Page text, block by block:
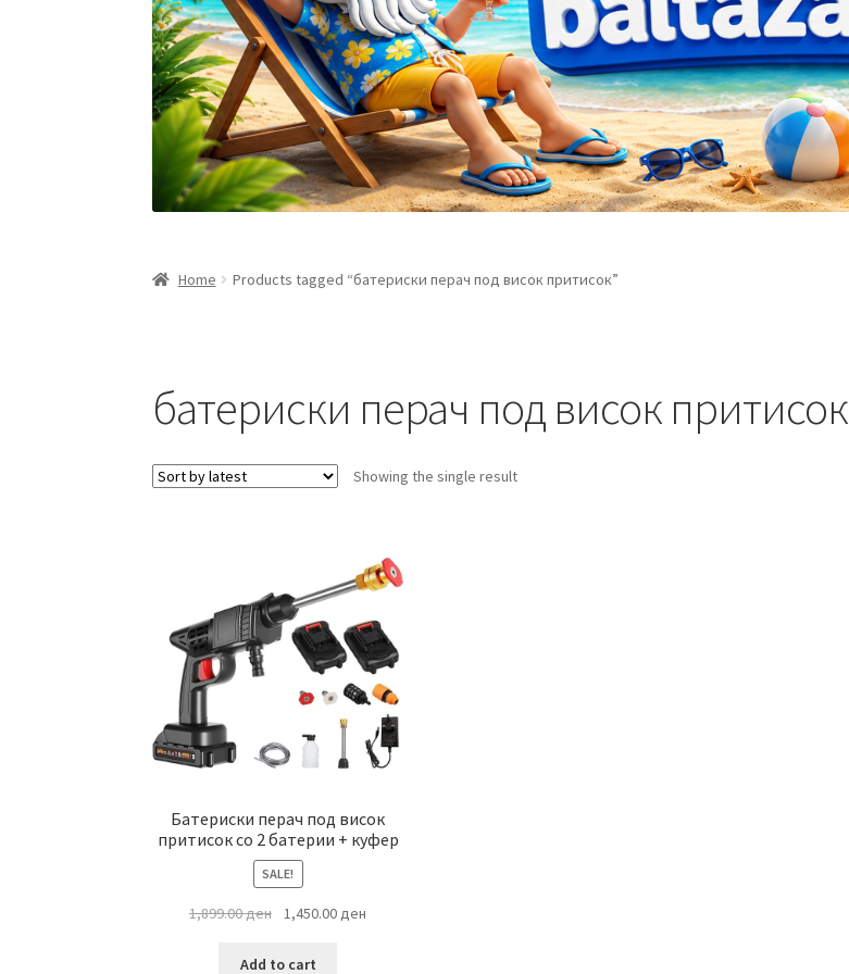
Home Products tagged “батериски перач под висок притисок”
батериски перач под висок притисок
Showing the single result
Батериски перач под висок
притисок со 2 батерии + куфер
SALE!
1,899.00ден
Original
was:
1,450.00ден
Add to cart